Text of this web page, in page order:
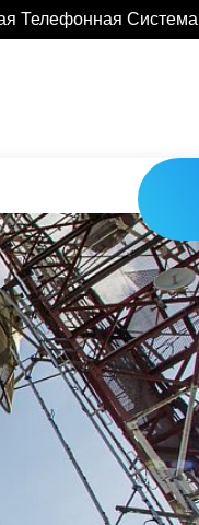
Телефонная Система